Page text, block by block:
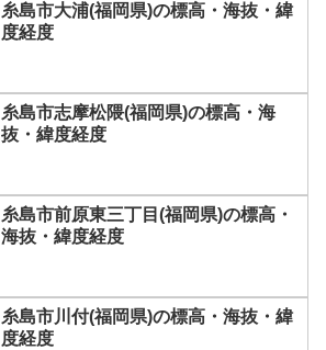
糸島市大浦(福岡県)の標高・海抜・緯
度経度
糸島市志摩松隈(福岡県)の標高・海
抜・緯度経度
糸島市前原東三丁目(福岡県)の標高・
海抜・緯度経度
糸島市川付(福岡県)の標高・海抜・緯
度経度